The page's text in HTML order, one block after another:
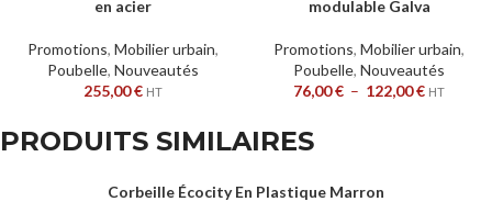
en acier
Promotions, Mobilier urbain,
Poubelle, Nouveautés
255,00€ HT
modulable Galva
Promotions, Mobilier urbain,
Poubelle, Nouveautés
76,00€ – 122,00€ HT
PRODUITS SIMILAIRES
Corbeille Écocity En Plastique Marron